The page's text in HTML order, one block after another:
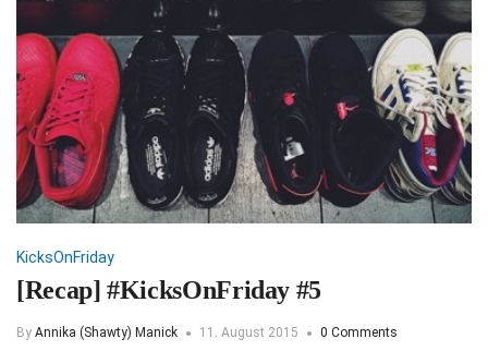
KicksOnFriday
[Recap] #KicksOnFriday #5
By Annika (Shawty) Manick 11. August 2015 0 Comments